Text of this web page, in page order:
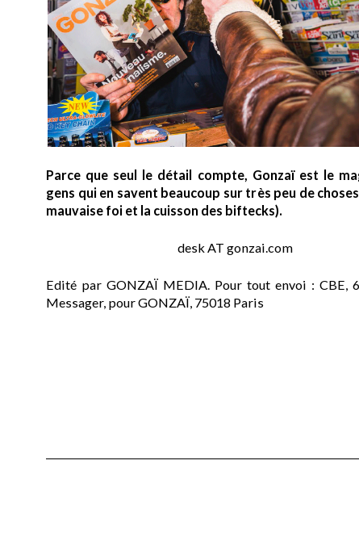
Parce que seul le détail compte, Gonzaï est le
gens qui en savent beaucoup sur très peu de
mauvaise foi et la cuisson des biftecks).
desk AT gonzai.com
Edité par GONZAÏ MEDIA. Pour tout envoi : CBE,
Messager, pour GONZAÏ, 75018 Paris